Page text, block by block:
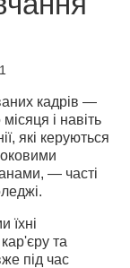
кадрів —
і навіть
які керуються
— часті
їхні
та
під час